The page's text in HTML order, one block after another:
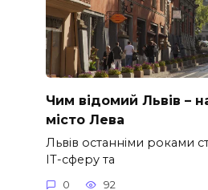
Чим відомий Львів –
місто Лева
Львів останніми роками
ІТ-сферу та
0 92